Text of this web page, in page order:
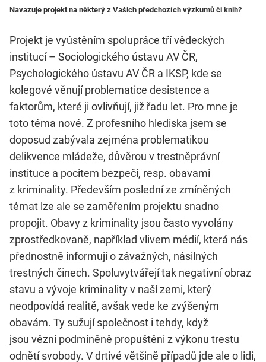
Navazuje projekt na některý z Vašich předchozích výzkumů či knih?
Projekt je vyústěním spolupráce tří vědeckých
institucí – Sociologického ústavu AV ČR,
Psychologického ústavu AV ČR a IKSP, kde se
kolegové věnují problematice desistence a
faktorům, které ji ovlivňují, již řadu let. Pro mne je
toto téma nové. Z profesního hlediska jsem se
doposud zabývala zejména problematikou
delikvence mládeže, důvěrou v trestněprávní
instituce a pocitem bezpečí, resp. obavami
z kriminality. Především poslední ze zmíněných
témat lze ale se zaměřením projektu snadno
propojit. Obavy z kriminality jsou často vyvolány
zprostředkovaně, například vlivem médií, která nás
přednostně informují o závažných, násilných
trestných činech. Spoluvytvářejí tak negativní obraz
stavu a vývoje kriminality v naší zemi, který
neodpovídá realitě, avšak vede ke zvýšeným
obavám. Ty sužují společnost i tehdy, když
jsou vězni podmíněně propuštěni z výkonu trestu
odnětí svobody. V drtivé většině případů jde ale o lidi,